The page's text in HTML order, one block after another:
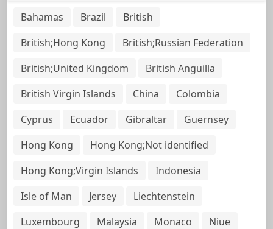
Bahamas Brazil
British
British;Hong Kong
British;Russian Federation
British;United Kingdom
British Anguilla
British Virgin Islands
China
Colombia
Cyprus
Ecuador Gibraltar
Guernsey
Hong Kong
Hong Kong;Not identified
Hong Kong;Virgin Islands
Indonesia
Isle of Man
Jersey
Liechtenstein
Luxembourg
Malaysia Monaco
Niue